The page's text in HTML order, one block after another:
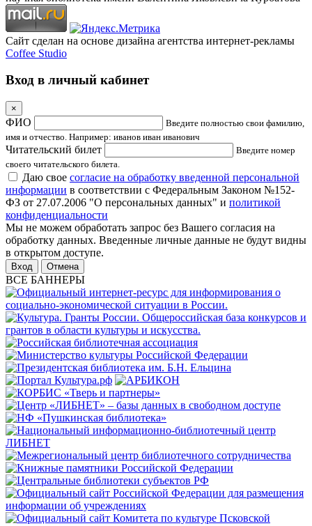
Сайт сделан на основе дизайна агентства интернет-рекламы
Coffee Studio
Вход в личный кабинет
×
ФИО
Введите полностью свои фамилию,
имя и отчество. Например: иванов иван иванович
Читательский билет
Введите номер
своего читательского билета.
Даю свое согласие на обработку введенной персональной
информации в соответствии с Федеральным Законом №152-
ФЗ от 27.07.2006 "О персональных данных" и политикой
конфиденциальности
Мы не можем обработать запрос без Вашего согласия на
обработку данных. Введенные личные данные не будут видны
в открытом доступе.
Отмена
ВСЕ БАННЕРЫ